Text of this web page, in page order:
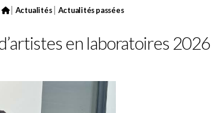
| Actualités | Actualités passées
en laboratoires 2026